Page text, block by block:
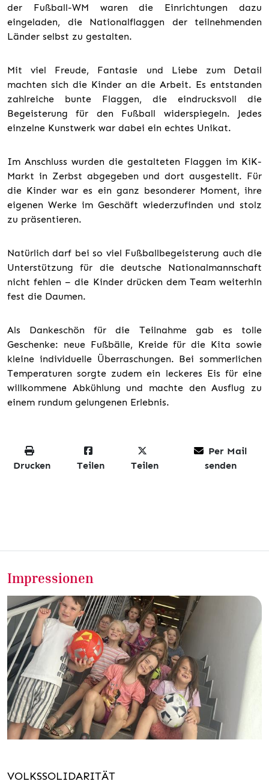
der Fußball-WM waren die Einrichtungen dazu
eingeladen, die Nationalflaggen der teilnehmenden
Länder selbst zu gestalten.
Mit viel Freude, Fantasie und Liebe zum Detail
machten sich die Kinder an die Arbeit. Es entstanden
zahlreiche bunte Flaggen, die eindrucksvoll die
Begeisterung für den Fußball widerspiegeln. Jedes
einzelne Kunstwerk war dabei ein echtes Unikat.
Im Anschluss wurden die gestalteten Flaggen im KiK-
Markt in Zerbst abgegeben und dort ausgestellt. Für
die Kinder war es ein ganz besonderer Moment, ihre
eigenen Werke im Geschäft wiederzufinden und stolz
zu präsentieren.
Natürlich darf bei so viel Fußballbegeisterung auch die
Unterstützung für die deutsche Nationalmannschaft
nicht fehlen – die Kinder drücken dem Team weiterhin
fest die Daumen.
Als Dankeschön für die Teilnahme gab es tolle
Geschenke: neue Fußbälle, Kreide für die Kita sowie
kleine individuelle Überraschungen. Bei sommerlichen
Temperaturen sorgte zudem ein leckeres Eis für eine
willkommene Abkühlung und machte den Ausflug zu
einem rundum gelungenen Erlebnis.
Drucken Teilen Teilen
Per Mail
senden
Impressionen
VOLKSSOLIDARITÄT